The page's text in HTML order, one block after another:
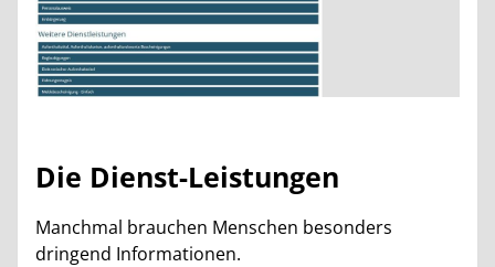
Die Dienst-Leistungen
Manchmal brauchen Menschen besonders
dringend Informationen.